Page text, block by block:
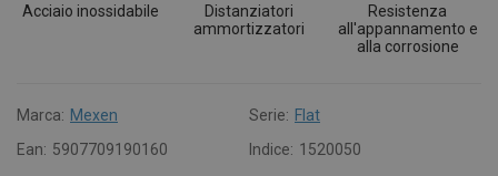
Acciaio inossidabile
Distanziatori
ammortizzatori
Resistenza
all'appannamento e
alla corrosione
Marca: Mexen Serie: Flat
Ean: 5907709190160 Indice: 1520050